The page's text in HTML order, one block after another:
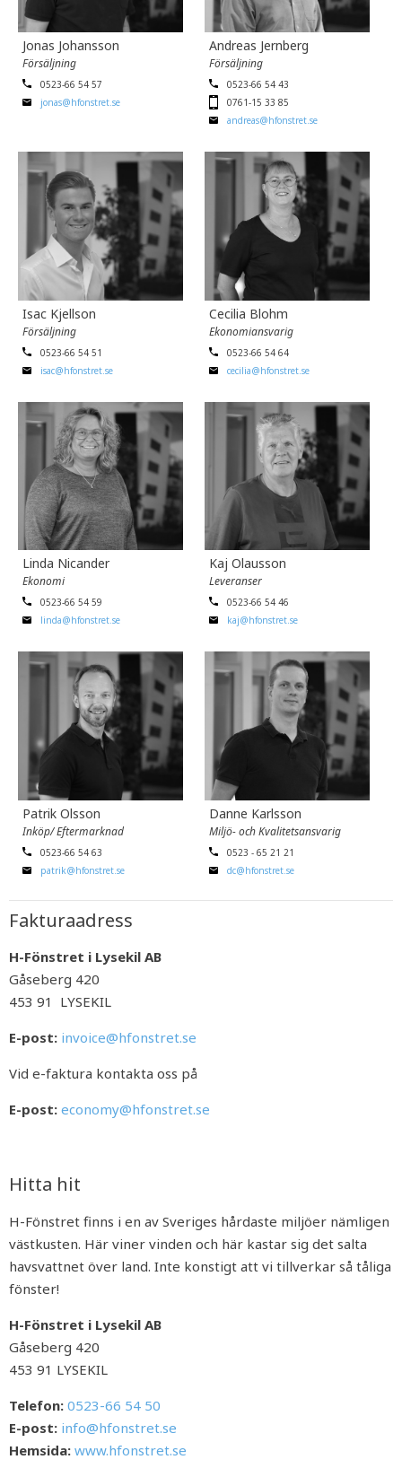
Jonas Johansson
Försäljning
0523-66 54 57
jonas@hfonstret.se
Andreas Jernberg
Försäljning
0523-66 54 43
0761-15 33 85
andreas@hfonstret.se
Isac Kjellson
Försäljning
0523-66 54 51
isac@hfonstret.se
Cecilia Blohm
Ekonomiansvarig
0523-66 54 64
cecilia@hfonstret.se
Linda Nicander
Ekonomi
0523-66 54 59
linda@hfonstret.se
Kaj Olausson
Leveranser
0523-66 54 46
kaj@hfonstret.se
Patrik Olsson
Inköp/ Eftermarknad
0523-66 54 63
patrik@hfonstret.se
Danne Karlsson
Miljö- och Kvalitetsansvarig
0523 - 65 21 21
dc@hfonstret.se
Fakturaadress
H-Fönstret i Lysekil AB
Gåseberg 420
453 91 LYSEKIL
E-post: invoice@hfonstret.se
Vid e-faktura kontakta oss på
E-post: economy@hfonstret.se
Hitta hit
H-Fönstret finns i en av Sveriges hårdaste miljöer nämligen
västkusten. Här viner vinden och här kastar sig det salta
havsvattnet över land. Inte konstigt att vi tillverkar så tåliga
fönster!
H-Fönstret i Lysekil AB
Gåseberg 420
453 91 LYSEKIL
Telefon: 0523-66 54 50
E-post: info@hfonstret.se
Hemsida: www.hfonstret.se